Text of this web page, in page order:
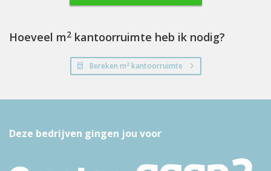
Hoeveel m2 kantoorruimte heb ik nodig?
Bereken m2kantoorruimte
Deze bedrijven gingen jou voor